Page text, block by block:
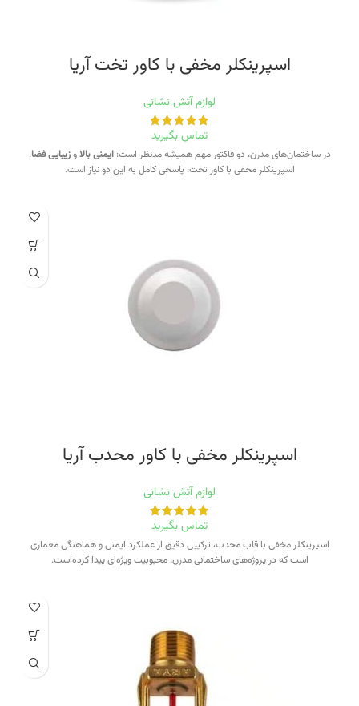
اسپرینکلر مخفی با کاور تخت آریا
لوازم آتش نشانی
تماس بگیرید
در ساختمان‌های مدرن، دو فاکتور مهم همیشه مدنظر است:ایمنی بالاوزیبایی فضا.
اسپرینکلر مخفی با کاور تخت، پاسخی کامل به این دو نیاز است.
اسپرینکلر مخفی‭ ‬با‭ ‬کاور‭ ‬محدب‭ ‬آریا
لوازم آتش نشانی
تماس بگیرید
اسپرینکلر مخفی با قاب محدب، ترکیبی دقیق از عملکرد ایمنی و هماهنگی معماری
است که در پروژه‌های ساختمانی مدرن، محبوبیت ویژه‌ای پیدا کرده‌است.